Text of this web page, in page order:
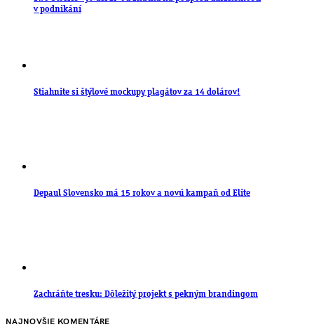
v podnikání
Stiahnite si štýlové mockupy plagátov za 14 dolárov!
Depaul Slovensko má 15 rokov a novú kampaň od Elite
Zachráňte tresku: Dôležitý projekt s pekným brandingom
NAJNOVŠIE KOMENTÁRE